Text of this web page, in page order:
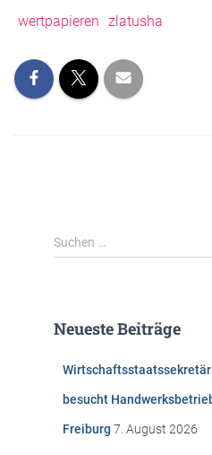
wertpapieren zlatusha
S
u
n
Suchen …
Neueste Beiträge
besucht
Freiburg 7. August 2026